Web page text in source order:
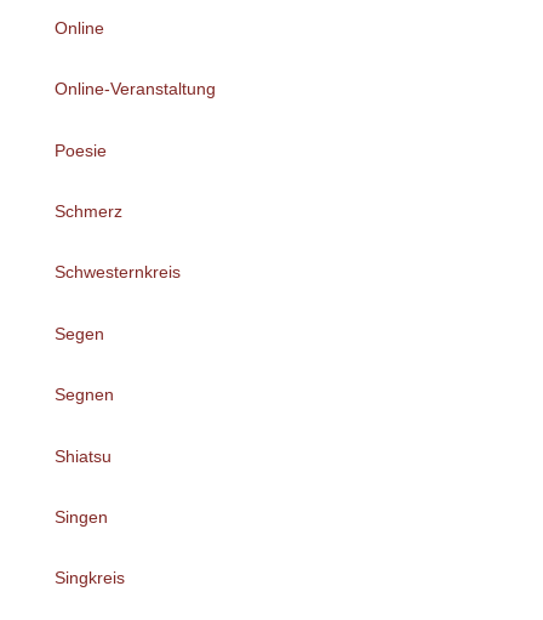
Online
Online-Veranstaltung
Poesie
Schmerz
Schwesternkreis
Segen
Segnen
Shiatsu
Singen
Singkreis